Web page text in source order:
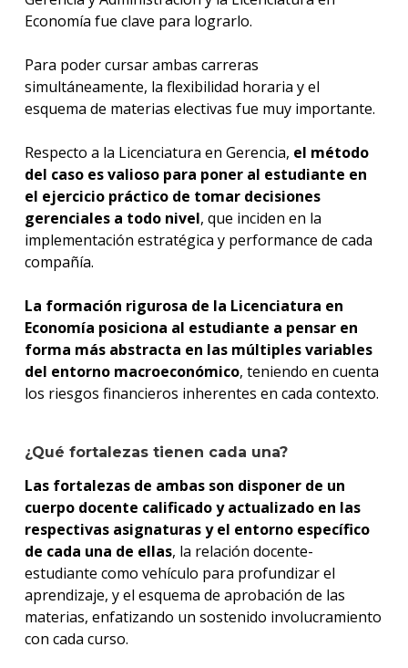
Economía fue clave para lograrlo.
Para poder cursar ambas carreras
simultáneamente, la flexibilidad horaria y el
esquema de materias electivas fue muy importante.
Respecto a la Licenciatura en Gerencia, el método
del caso es valioso para poner al estudiante en
el ejercicio práctico de tomar decisiones
gerenciales a todo nivel, que inciden en la
implementación estratégica y performance de cada
compañía.
La formación rigurosa de la Licenciatura en
Economía posiciona al estudiante a pensar en
forma más abstracta en las múltiples variables
del entorno macroeconómico, teniendo en cuenta
los riesgos financieros inherentes en cada contexto.
¿Qué fortalezas tienen cada una?
Las fortalezas de ambas son disponer de un
cuerpo docente calificado y actualizado en las
respectivas asignaturas y el entorno específico
de cada una de ellas, la relación docente-
estudiante como vehículo para profundizar el
aprendizaje, y el esquema de aprobación de las
materias, enfatizando un sostenido involucramiento
con cada curso.